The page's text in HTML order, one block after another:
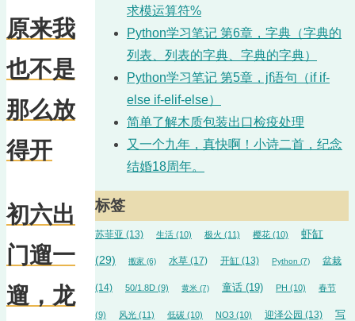
原来我
也不是
那么放
得开
初六出
门遛一
遛，龙
求模运算符%
Python学习笔记 第6章，字典（字典的
列表、列表的字典、字典的字典）
Python学习笔记 第5章，jf语句（if if-
else if-elif-else）
简单了解木质包装出口检疫处理
又一个九年，真快啊！小诗二首，纪念
结婚18周年。
标签
苏菲亚 (13) 生活 (10) 极火 (11) 樱花 (10) 虾缸
(29) 搬家 (6) 水草 (17) 开缸 (13) Python (7) 盆栽
(14) 50/1.8D (9) 黄米 (7) 童话 (19) PH (10) 春节
(9) 风光 (11) 低碳 (10) NO3 (10) 迎泽公园 (13) 写